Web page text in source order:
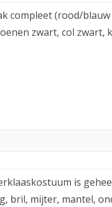
compleet (rood/
zwart, col zwart,
is
bril, mijter, mantel,